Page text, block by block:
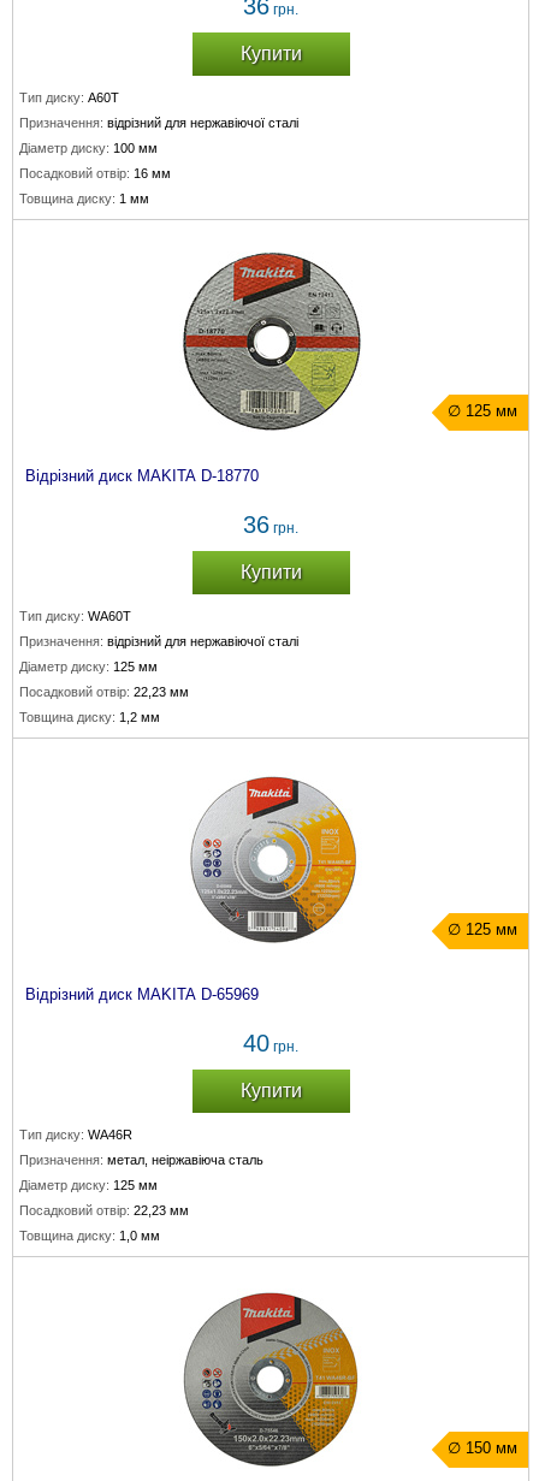
36 грн.
Купити
Тип диску: A60T
Призначення: відрізний для нержавіючої сталі
Діаметр диску: 100 мм
Посадковий отвір: 16 мм
Товщина диску: 1 мм
∅ 125 мм
Відрізний диск MAKITA D-18770
36 грн.
Купити
Тип диску: WA60T
Призначення: відрізний для нержавіючої сталі
Діаметр диску: 125 мм
Посадковий отвір: 22,23 мм
Товщина диску: 1,2 мм
∅ 125 мм
Відрізний диск MAKITA D-65969
40 грн.
Купити
Тип диску: WA46R
Призначення: метал, неіржавіюча сталь
Діаметр диску: 125 мм
Посадковий отвір: 22,23 мм
Товщина диску: 1,0 мм
∅ 150 мм